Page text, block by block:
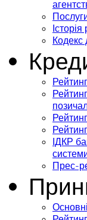
Кодекс
ІДКР
Прес-